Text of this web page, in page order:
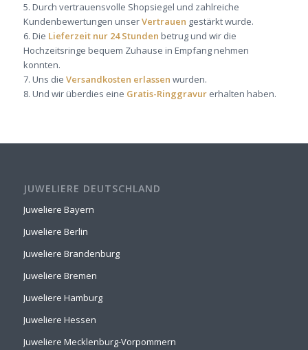
5. Durch vertrauensvolle Shopsiegel und zahlreiche
Kundenbewertungen unserVertrauen gestärkt wurde.
6. Die Lieferzeit nur 24 Stunden betrug und wir die
Hochzeitsringe bequem Zuhause in Empfang nehmen
konnten.
7. Uns die Versandkosten erlassen wurden.
8. Und wir überdies eine Gratis-Ringgravurerhalten haben.
JUWELIERE DEUTSCHLAND
Juweliere Bayern
Juweliere Berlin
Juweliere Brandenburg
Juweliere Bremen
Juweliere Hamburg
Juweliere Hessen
Juweliere Mecklenburg-Vorpommern